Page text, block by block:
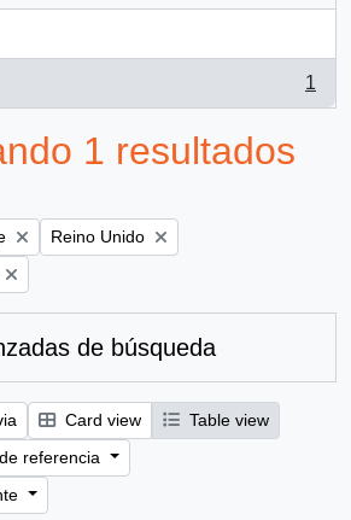
1
1 resultados
Remove filter:
Reino Unido
de búsqueda
Card view
Table view
referencia